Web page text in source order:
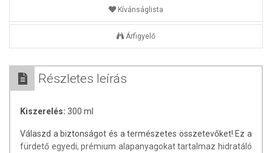
Kívánságlista
Árfigyelő
Részletes leírás
Kiszerelés: 300 ml
Válaszd a biztonságot és a természetes összetevőket! Ez a
fürdető egyedi, prémium alapanyagokat tartalmaz hidratáló